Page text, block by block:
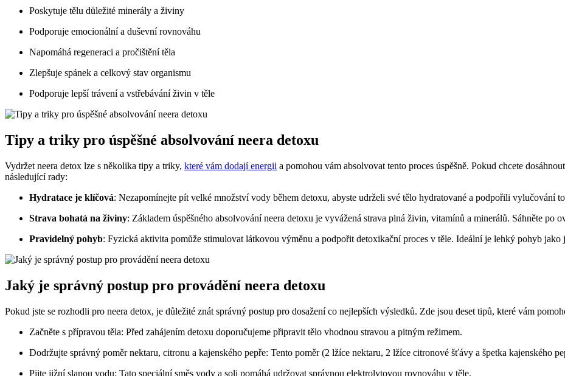
Poskytuje tělu důležité minerály a živiny
Podporuje emocionální a duševní rovnováhu
Napomáhá regeneraci a pročištění těla
Zlepšuje spánek a celkový stav organismu
Podporuje lepší trávení a vstřebávání živin v těle
Tipy a triky pro úspěšné absolvování neera detoxu
Vydržet neera detox lze s několika tipy a triky, které vám dodají energii a pomohou vám absolvovat tento proces úspěšně. Pokud chcete
následující rady:
Hydratace je klíčová: Nezapomínejte pít velké množství vody během detoxu, abyste udrželi své tělo hydratované a podpořili vylučování
Strava bohatá na živiny: Základem úspěšného absolvování neera detoxu je vyvážená strava plná živin, vitamínů a minerálů. Sáhněte po
Pravidelný pohyb: Fyzická aktivita pomůže stimulovat látkovou výměnu a podpořit detoxikační proces v těle. Ideální je lehký pohyb jako
Jaký je správný postup pro provádění neera detoxu
Pokud jste se rozhodli pro neera detox, je důležité znát správný postup pro dosažení co nejlepších výsledků. Zde jsou deset tipů, které vám
Začněte s přípravou těla: Před zahájením detoxu doporučujeme připravit tělo vhodnou stravou a pitným režimem.
Dodržujte správný poměr nektaru, citronu a kajenského pepře: Tento poměr (2 lžíce nektaru, 2 lžíce citronové šťávy a špetka kajenského
Pijte jižní slanou vodu: Tato speciální směs vody a soli pomáhá udržovat správnou elektrolytovou rovnováhu v těle.